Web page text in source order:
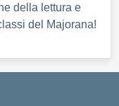
della lettura e
del Majorana!